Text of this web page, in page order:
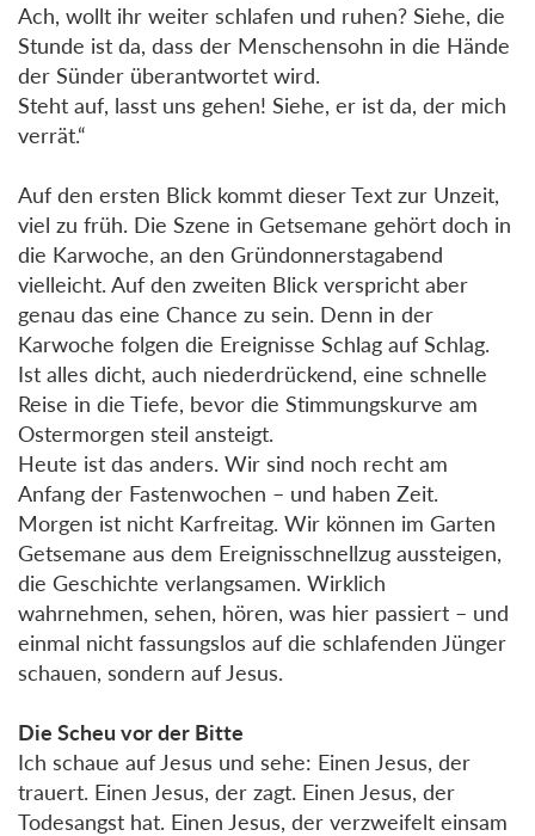
Ach, wollt ihr weiter schlafen und ruhen? Siehe, die
Stunde ist da, dass der Menschensohn in die Hände
der Sünder überantwortet wird.
Steht auf, lasst uns gehen! Siehe, er ist da, der mich
verrät.“
Auf den ersten Blick kommt dieser Text zur Unzeit,
viel zu früh. Die Szene in Getsemane gehört doch in
die Karwoche, an den Gründonnerstagabend
vielleicht. Auf den zweiten Blick verspricht aber
genau das eine Chance zu sein. Denn in der
Karwoche folgen die Ereignisse Schlag auf Schlag.
Ist alles dicht, auch niederdrückend, eine schnelle
Reise in die Tiefe, bevor die Stimmungskurve am
Ostermorgen steil ansteigt.
Heute ist das anders. Wir sind noch recht am
Anfang der Fastenwochen – und haben Zeit.
Morgen ist nicht Karfreitag. Wir können im Garten
Getsemane aus dem Ereignisschnellzug aussteigen,
die Geschichte verlangsamen. Wirklich
wahrnehmen, sehen, hören, was hier passiert – und
einmal nicht fassungslos auf die schlafenden Jünger
schauen, sondern auf Jesus.
Die Scheu vor der Bitte
Ich schaue auf Jesus und sehe: Einen Jesus, der
trauert. Einen Jesus, der zagt. Einen Jesus, der
Todesangst hat. Einen Jesus, der verzweifelt einsam